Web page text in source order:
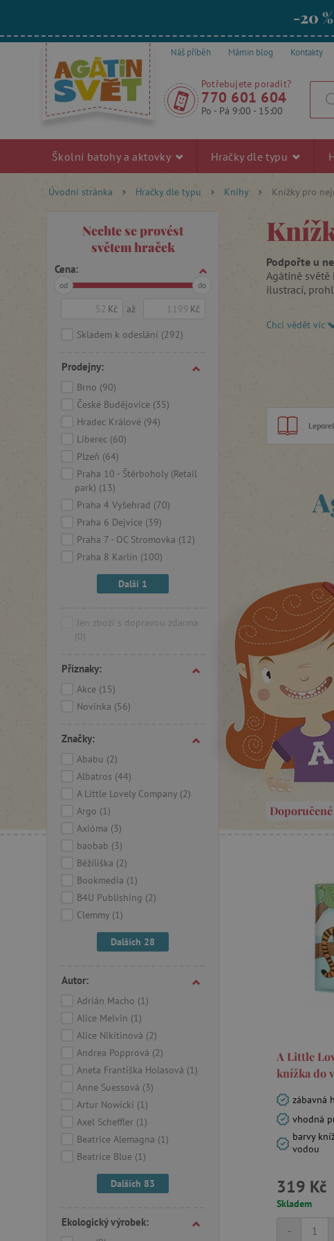
-20
Náš příběh Mámin blog Kontakty
Potřebujete poradit?
770 601 604
Po - Pá 9:00 - 15:00
Školní batohy a aktovky Hračky dle typu
Úvodní stránka Hračky dle typu Knihy Knížky pro
Nechte se provést
světem hraček
Cena:
od do
Kč až Kč
Skladem k odeslání (292)
Prodejny:
Brno (90)
České Budějovice (35)
Hradec Králové (94)
Liberec (60)
Plzeň (64)
Praha 10 - Štěrboholy (Retail
park) (13)
Praha 4 Vyšehrad (70)
Praha 6 Dejvice (39)
Praha 7 - OC Stromovka (12)
Praha 8 Karlín (100)
Další 1
Jen zboží s dopravou zdarma
(0)
Příznaky:
Akce (15)
Novinka (56)
Značky:
Ababu (2)
Albatros (44)
A Little Lovely Company (2)
Argo (1)
Axióma (3)
baobab (3)
Běžíliška (2)
Bookmedia (1)
B4U Publishing (2)
Clemmy (1)
Dalších 28
Autor:
Adrián Macho (1)
Alice Melvin (1)
Alice Nikitinová (2)
Andrea Popprová (2)
Aneta Františka Holasová (1)
Anne Suessová (3)
Artur Nowicki (1)
Axel Scheffler (1)
Beatrice Alemagna (1)
Beatrice Blue (1)
Dalších 83
Ekologický výrobek:
Podpořte u
Agátině světě
ilustrací,
nebo
Chci vědět víc
Doporučené
A Little
knížka do
zábavná
vhodná
barvy
vodou
319 Kč
Skladem
-